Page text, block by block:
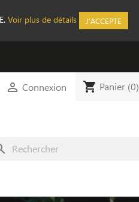
Voir plus de détails J'ACCEPTE
 Connexion shopping_cart Panier (0)